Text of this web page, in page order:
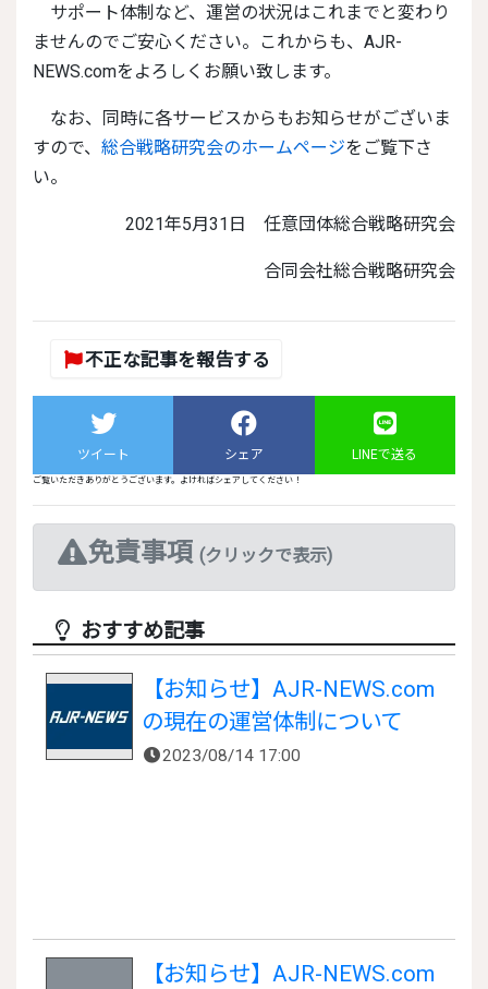
サポート体制など、運営の状況はこれまでと変わり
ませんのでご安心ください。これからも、AJR-
NEWS.comをよろしくお願い致します。
なお、同時に各サービスからもお知らせがございま
すので、 総合戦略研究会のホームページをご覧下さ
い。
2021年5月31日 任意団体総合戦略研究会
合同会社総合戦略研究会
不正な記事を報告する
ツイート シェア LINEで送る
ご覧いただきありがとうございます。よければシェアしてください！
免責事項 (クリックで表示)
おすすめ記事
【お知らせ】AJR-NEWS.com
の現在の運営体制について
2023/08/14 17:00
【お知らせ】AJR-NEWS.com